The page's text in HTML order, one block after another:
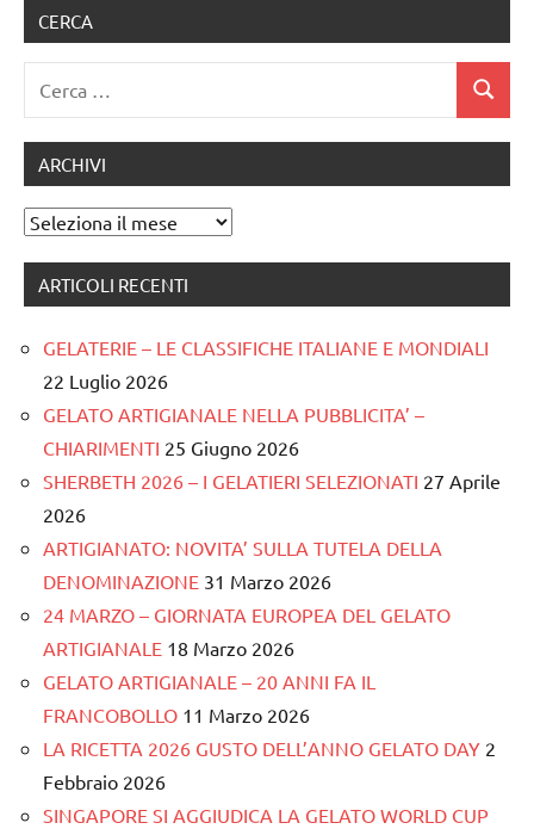
CERCA
per:
Cerca
ARCHIVI
Archivi
ARTICOLI RECENTI
GELATERIE – LE CLASSIFICHE ITALIANE E MONDIALI
22 Luglio 2026
GELATO ARTIGIANALE NELLA PUBBLICITA’ –
CHIARIMENTI 25 Giugno 2026
SHERBETH 2026 – I GELATIERI SELEZIONATI 27 Aprile
2026
ARTIGIANATO: NOVITA’ SULLA TUTELA DELLA
DENOMINAZIONE 31 Marzo 2026
24 MARZO – GIORNATA EUROPEA DEL GELATO
ARTIGIANALE 18 Marzo 2026
GELATO ARTIGIANALE – 20 ANNI FA IL
FRANCOBOLLO 11 Marzo 2026
LA RICETTA 2026 GUSTO DELL’ANNO GELATO DAY 2
Febbraio 2026
SINGAPORE SI AGGIUDICA LA GELATO WORLD CUP